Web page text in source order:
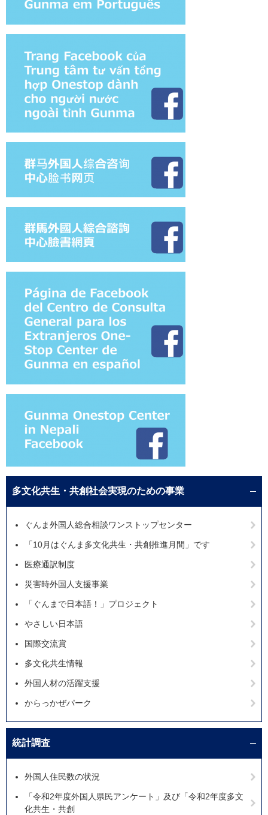
多文化共生・共創社会実現のための事業
ぐんま外国人総合相談ワンストップセンター
「10月はぐんま多文化共生・共創推進月間」です
医療通訳制度
災害時外国人支援事業
「ぐんまで日本語！」プロジェクト
やさしい日本語
国際交流賞
多文化共生情報
外国人材の活躍支援
からっかぜパーク
統計調査
外国人住民数の状況
「令和2年度外国人県民アンケート」及び「令和2年度多文
化共生・共創